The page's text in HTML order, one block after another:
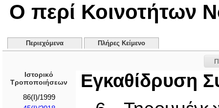
Ο περί Κοινοτήτων
Περιεχόμενα Πλήρες Κείμενο
Ιστορικό
Τροποποιήσεων
86(I)/1999
Εγκαθίδρυση